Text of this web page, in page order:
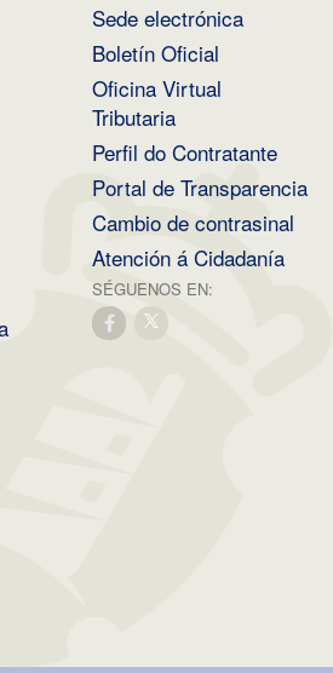
Sede electrónica
Boletín Oficial
Oficina Virtual
Tributaria
Perfil do Contratante
Portal de Transparencia
Cambio de contrasinal
Atención á Cidadanía
SÉGUENOS EN: